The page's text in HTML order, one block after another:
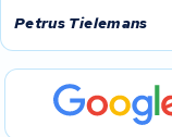
Petrus Tielemans